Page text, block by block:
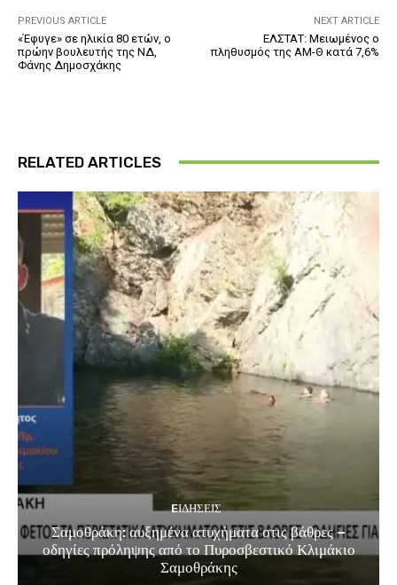
PREVIOUS ARTICLE
«Έφυγε» σε ηλικία 80 ετών, ο
πρώην βουλευτής της ΝΔ,
Φάνης Δημοσχάκης
NEXT ARTICLE
ΕΛΣΤΑΤ: Μειωμένος ο
πληθυσμός της ΑΜ-Θ κατά 7,6%
RELATED ARTICLES
EΙΔΗΣΕΙΣ
Σαμοθράκη: αυξημένα ατυχήματα στις βάθρες –
οδηγίες πρόληψης από το Πυροσβεστικό Κλιμάκιο
Σαμοθράκης